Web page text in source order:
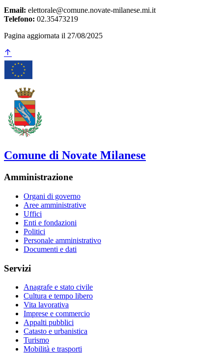
Email: elettorale@comune.novate-milanese.mi.it
Telefono: 02.35473219
Pagina aggiornata il 27/08/2025
Comune di Novate Milanese
Amministrazione
Organi di governo
Aree amministrative
Uffici
Enti e fondazioni
Politici
Personale amministrativo
Documenti e dati
Servizi
Anagrafe e stato civile
Cultura e tempo libero
Vita lavorativa
Imprese e commercio
Appalti pubblici
Catasto e urbanistica
Turismo
Mobilità e trasporti